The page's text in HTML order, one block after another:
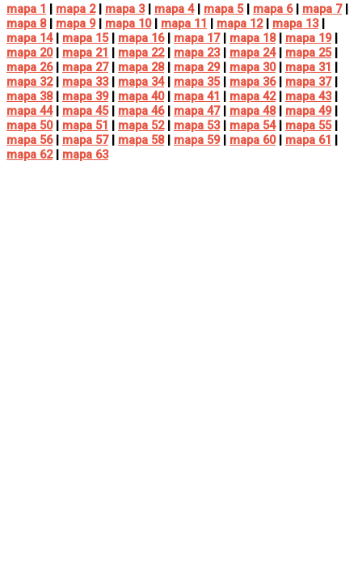
mapa 1 | mapa 2| mapa 3| mapa 4| mapa 5| mapa 6| mapa 7|
mapa 8| mapa 9| mapa 10| mapa 11 | mapa 12| mapa 13|
mapa 14| mapa 15| mapa 16| mapa 17| mapa 18| mapa 19|
mapa 20| mapa 21 | mapa 22| mapa 23| mapa 24| mapa 25|
mapa 26| mapa 27| mapa 28| mapa 29| mapa 30| mapa 31 |
mapa 32| mapa 33| mapa 34| mapa 35| mapa 36| mapa 37|
mapa 38| mapa 39| mapa 40| mapa 41 | mapa 42| mapa 43|
mapa 44| mapa 45| mapa 46| mapa 47| mapa 48| mapa 49|
mapa 50| mapa 51 | mapa 52| mapa 53| mapa 54| mapa 55|
mapa 56| mapa 57| mapa 58| mapa 59| mapa 60| mapa 61 |
mapa 62| mapa 63